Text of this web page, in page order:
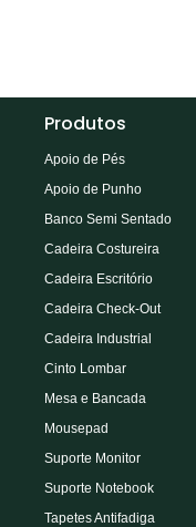
Produtos
Apoio de Pés
Apoio de Punho
Banco Semi Sentado
Cadeira Costureira
Cadeira Escritório
Cadeira Check-Out
Cadeira Industrial
Cinto Lombar
Mesa e Bancada
Mousepad
Suporte Monitor
Suporte Notebook
Tapetes Antifadiga